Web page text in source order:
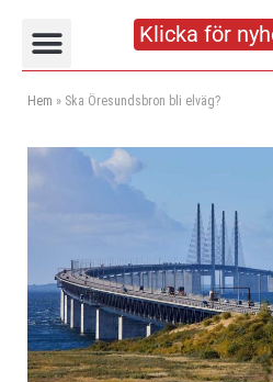
Klicka för
Hem » Ska Öresundsbron bli elväg?